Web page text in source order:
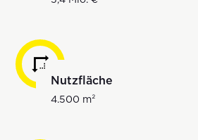
Nutzfläche
4.500 m²